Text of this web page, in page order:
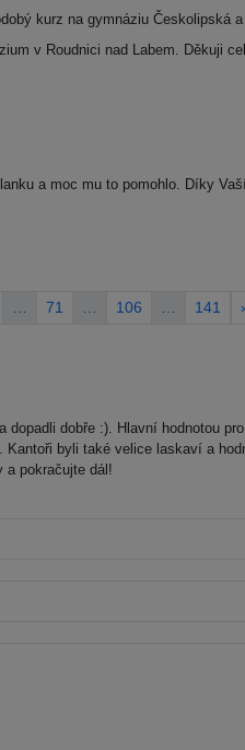
kurz na gymnáziu
v Roudnici nad Labem. Děkuji
a moc mu to pomohlo. Díky
71 106 141
dobře :). Hlavní hodnotou
byli také velice laskaví a
pokračujte dál!